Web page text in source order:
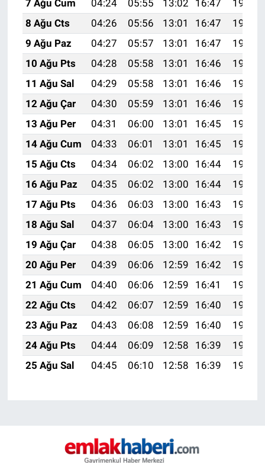
7 Ağu Cum 04:24 05:55 13:02 16:47
19:58
8 Ağu Cts
04:26 05:56 13:01 16:47
19:57
9 Ağu Paz
04:27 05:57 13:01 16:47
19:56
10 Ağu Pts
04:28 05:58 13:01 16:46
19:55
11 Ağu Sal
04:29 05:58 13:01 16:46
19:54
12 Ağu Çar
04:30 05:59 13:01 16:46
19:53
13 Ağu Per
04:31 06:00 13:01 16:45
19:52
14 Ağu Cum
04:33 06:01 13:01 16:45
19:50
15 Ağu Cts
04:34 06:02 13:00 16:44
19:49
16 Ağu Paz
04:35 06:02 13:00 16:44
19:48
17 Ağu Pts
04:36 06:03 13:00 16:43
19:47
18 Ağu Sal
04:37 06:04 13:00 16:43
19:46
19 Ağu Çar
04:38 06:05 13:00 16:42
19:44
20 Ağu Per
04:39 06:06 12:59 16:42
19:43
21 Ağu Cum
04:40 06:06 12:59 16:41
19:42
22 Ağu Cts
04:42 06:07 12:59 16:40
19:40
23 Ağu Paz
04:43 06:08 12:59 16:40
19:39
24 Ağu Pts
04:44 06:09 12:58 16:39
19:38
25 Ağu Sal
04:45 06:10 12:58 16:39 19:37